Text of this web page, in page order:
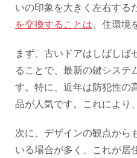
いの印象を大きく左右する
を交換することは、住環境
まず、古いドアはしばしば
ることで、最新の鍵システ
す。特に、近年は防犯性の
品が人気です。これにより
次に、デザインの観点から
いる場合が多く、これが居